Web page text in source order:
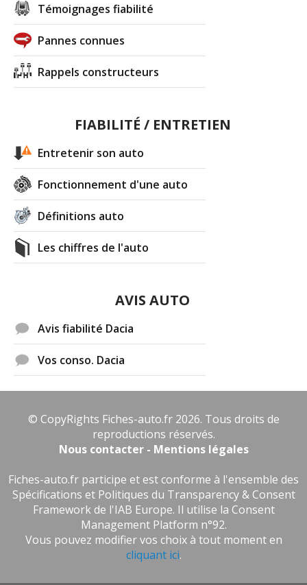
Témoignages fiabilité
Pannes connues
Rappels constructeurs
FIABILITÉ / ENTRETIEN
Entretenir son auto
Fonctionnement d'une auto
Définitions auto
Les chiffres de l'auto
AVIS AUTO
Avis fiabilité Dacia
Vos conso. Dacia
© CopyRights Fiches-auto.fr 2026. Tous droits de
reproductions réservés.
Nous contacter - Mentions légales
Fiches-auto.fr participe et est conforme à l'ensemble des
Spécifications et Politiques du Transparency & Consent
Framework de l'IAB Europe. Il utilise la Consent
Management Platform n°92.
Vous pouvez modifier vos choix à tout moment en
cliquant ici.